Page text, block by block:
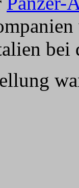
bei